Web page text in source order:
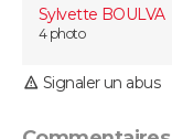
Sylvette BOULVA
4 photo
Signaler un abus